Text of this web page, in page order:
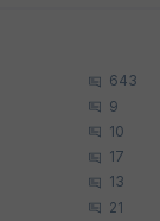
643
9
10
17
13
21